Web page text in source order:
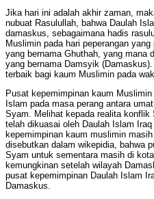
Jika hari ini adalah akhir zaman,
nubuat Rasulullah, bahwa Daulah
damaskus, sebagaimana hadis
Muslimin pada hari peperangan
yang bernama Ghuthah, yang mana
yang bernama Damsyik
terbaik bagi kaum Muslimin pada
Pusat kepemimpinan kaum
Islam pada masa perang antara
Syam. Melihat kepada realita konflik
telah dikuasai oleh Daulah Islam
kepemimpinan kaum muslimin
disebutkan dalam wikepidia, bahwa
Syam untuk sementara masih di
kemungkinan setelah wilayah
pusat kepemimpinan Daulah Islam
Damaskus.